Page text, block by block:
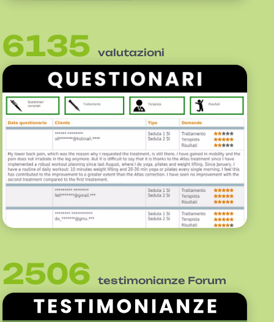
6135 valutazioni
2506 testimonianze Forum